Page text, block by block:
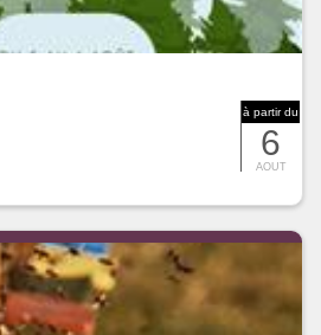
à partir du
6
AOUT